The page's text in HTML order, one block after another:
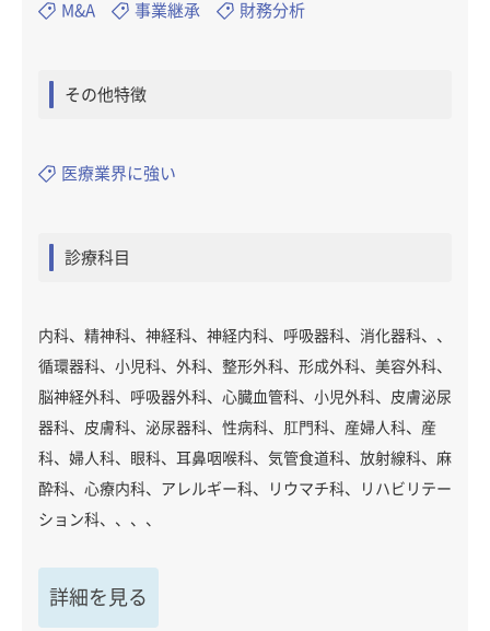
M&A 事業継承 財務分析
その他特徴
医療業界に強い
診療科目
内科、精神科、神経科、神経内科、呼吸器科、消化器科、、
循環器科、小児科、外科、整形外科、形成外科、美容外科、
脳神経外科、呼吸器外科、心臓血管科、小児外科、皮膚泌尿
器科、皮膚科、泌尿器科、性病科、肛門科、産婦人科、産
科、婦人科、眼科、耳鼻咽喉科、気管食道科、放射線科、麻
酔科、心療内科、アレルギー科、リウマチ科、リハビリテー
ション科、、、、
詳細を見る